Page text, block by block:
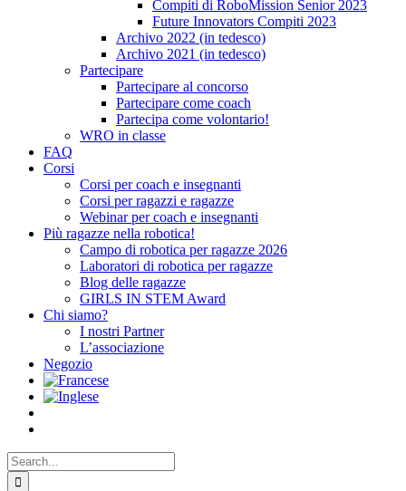
Compiti di RoboMission Senior 2023
Future Innovators Compiti 2023
Archivo 2022 (in tedesco)
Archivo 2021 (in tedesco)
Partecipare
Partecipare al concorso
Partecipare come coach
Partecipa come volontario!
WRO in classe
FAQ
Corsi
Corsi per coach e insegnanti
Corsi per ragazzi e ragazze
Webinar per coach e insegnanti
Più ragazze nella robotica!
Campo di robotica per ragazze 2026
Laboratori di robotica per ragazze
Blog delle ragazze
GIRLS IN STEM Award
Chi siamo?
I nostri Partner
L’associazione
Negozio
Search
for: